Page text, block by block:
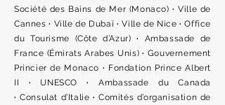
Société des Bains de Mer (Monaco)·Ville de
Cannes· Ville de Dubaï·Ville de Nice·Office
du Tourisme (Côte d’Azur)· Ambassade de
France (Émirats Arabes Unis)· Gouvernement
Princier de Monaco · Fondation Prince Albert
II · UNESCO·Ambassade du Canada
·Consulat d’Italie ·Comités d’organisation de